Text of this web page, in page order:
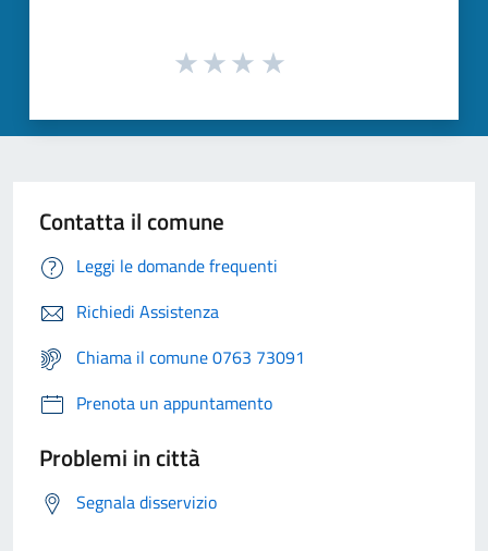
Contatta il comune
Leggi le domande frequenti
Richiedi Assistenza
Chiama il comune 0763 73091
Prenota un appuntamento
Problemi in città
Segnala disservizio